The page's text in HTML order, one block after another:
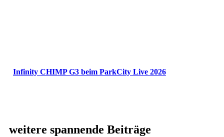
Infinity CHIMP G3 beim ParkCity Live 2026
weitere spannende Beiträge